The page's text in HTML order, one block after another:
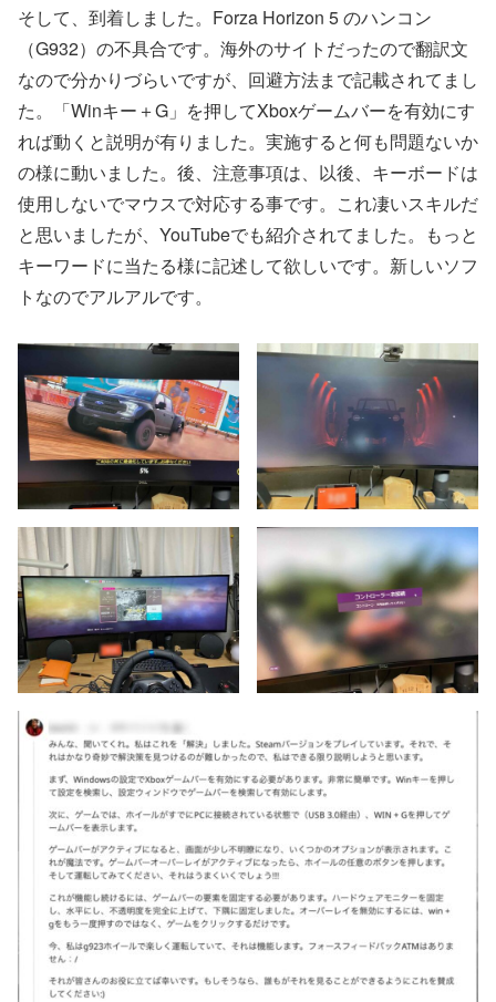
そして、到着しました。Forza Horizon 5 のハンコン
（G932）の不具合です。海外のサイトだったので翻訳文
なので分かりづらいですが、回避方法まで記載されてまし
た。「Winキー＋G」を押してXboxゲームバーを有効にす
れば動くと説明が有りました。実施すると何も問題ないか
の様に動いました。後、注意事項は、以後、キーボードは
使用しないでマウスで対応する事です。これ凄いスキルだ
と思いましたが、YouTubeでも紹介されてました。もっと
キーワードに当たる様に記述して欲しいです。新しいソフ
トなのでアルアルです。